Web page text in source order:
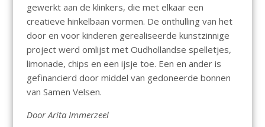
gewerkt aan de klinkers, die met elkaar een
creatieve hinkelbaan vormen. De onthulling van het
door en voor kinderen gerealiseerde kunstzinnige
project werd omlijst met Oudhollandse spelletjes,
limonade, chips en een ijsje toe. Een en ander is
gefinancierd door middel van gedoneerde bonnen
van Samen Velsen.
Door Arita Immerzeel